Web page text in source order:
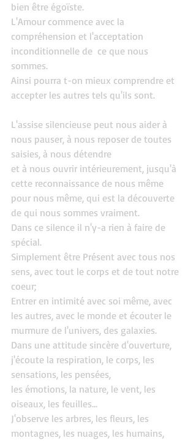
bien être égoïste.
L'Amour commence avec la
compréhension et l'acceptation
inconditionnelle de  ce que nous
sommes.
Ainsi pourra t-on mieux comprendre et
accepter les autres tels qu'ils sont.
L'assise silencieuse peut nous aider à
nous pauser, à nous reposer de toutes
saisies, à nous détendre
et à nous ouvrir intérieurement, jusqu'à
cette reconnaissance de nous même
pour nous même, qui est la découverte
de qui nous sommes vraiment.
Dans ce silence il n'y-a rien à faire de
spécial.
Simplement être Présent avec tous nos
sens, avec tout le corps et de tout notre
coeur;
Entrer en intimité avec soi même, avec
les autres, avec le monde et écouter le
murmure de l'univers, des galaxies.
Dans une attitude sincère d'ouverture,
j'écoute la respiration, le corps, les
sensations, les pensées,
les émotions, la nature, le vent, les
oiseaux, les feuilles...
J'observe les arbres, les fleurs, les
montagnes, les nuages, les humains,